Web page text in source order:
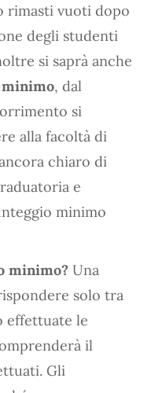
rimasti vuoti dopo
degli studenti
si saprà anche
minimo, dal
si
alla facoltà di
chiaro di
e
minimo
minimo? Una
solo tra
effettuate le
il
Gli